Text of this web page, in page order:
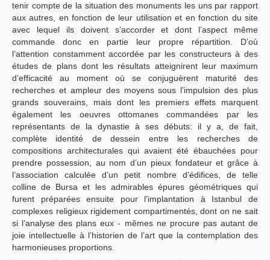
tenir compte de la situation des monuments les uns par rapport
aux autres, en fonction de leur utilisation et en fonction du site
avec lequel ils doivent s’accorder et dont l’aspect même
commande donc en partie leur propre répartition. D’où
l’attention constamment accordée par les constructeurs à des
études de plans dont les résultats atteignirent leur maximum
d’efficacité au moment où se conjuguèrent maturité des
recherches et ampleur des moyens sous l’impulsion des plus
grands souverains, mais dont les premiers effets marquent
également les oeuvres ottomanes commandées par les
représentants de la dynastie à ses débuts: il y a, de fait,
complète identité de dessein entre les recherches de
compositions architecturales qui avaient été ébauchées pour
prendre possession, au nom d’un pieux fondateur et grâce à
l’association calculée d’un petit nombre d’édifices, de telle
colline de Bursa et les admirables épures géométriques qui
furent préparées ensuite pour l’implantation à Istanbul de
complexes religieux rigidement compartimentés, dont on ne sait
si l’analyse des plans eux - mêmes ne procure pas autant de
joie intellectuelle à l’historien de l’art que la contemplation des
harmonieuses proportions.